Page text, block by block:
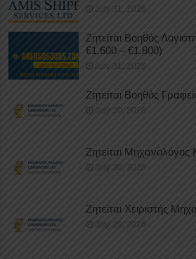
July 31, 2026
Ζητείται Βοηθός
€1.600 – €1.800)
July 31, 2026
Ζητείται Βοηθός
July 30, 2026
Ζητείται Μηχανολόγος
July 30, 2026
Ζητείται Χειριστής
July 29, 2026